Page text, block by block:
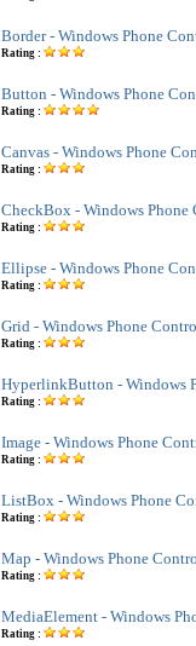
Border - Windows Phone
Rating :
Button - Windows Phone
Rating :
Canvas - Windows Phone
Rating :
CheckBox - Windows Phone
Rating :
Ellipse - Windows Phone
Rating :
Grid - Windows Phone
Rating :
HyperlinkButton - Windows
Rating :
Image - Windows Phone
Rating :
ListBox - Windows Phone
Rating :
Map - Windows Phone
Rating :
MediaElement - Windows
Rating :